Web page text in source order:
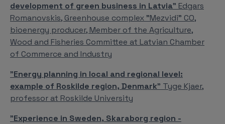
development of green business in Latvia" Edgars
Romanovskis, Greenhouse complex "Mezvidi" CO,
bioenergy producer, Member of the Agriculture,
Wood and Fisheries Committee at Latvian Chamber
of Commerce and Industry
"Energy planning in local and regional level:
example of Roskilde region, Denmark" Tyge Kjaer,
professor at Roskilde University
"Experience in Sweden, Skaraborg region -